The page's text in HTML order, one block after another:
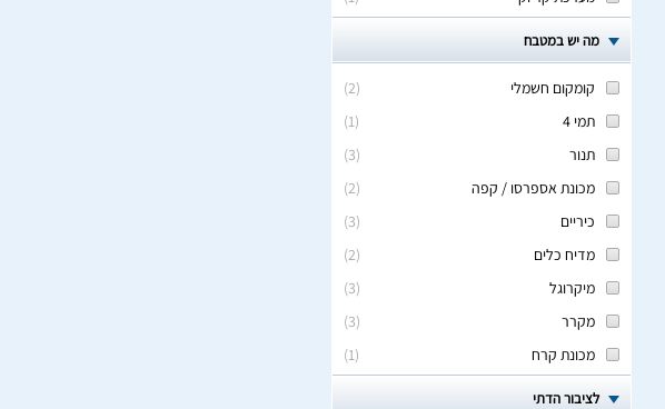
מה יש במטבח
(
2
)
קומקום חשמלי
(
1
)
תמי 4
(
3
)
תנור
(
2
)
מכונת אספרסו / קפה
(
3
)
כיריים
(
2
)
מדיח כלים
(
3
)
מיקרוגל
(
3
)
מקרר
(
1
) מכונת קרח
לציבור הדתי